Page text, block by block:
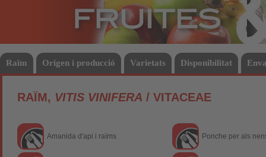
Raïm Origen i producció Varietats Disponibilitat
RAÏM, VITIS VINIFERA / VITACEAE
Amanida d'api i raïms Ponche per als